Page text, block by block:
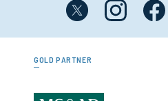
GOLD PARTNER